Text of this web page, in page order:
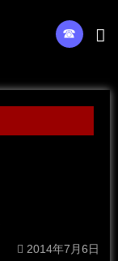
☎︎
2014年7月6日